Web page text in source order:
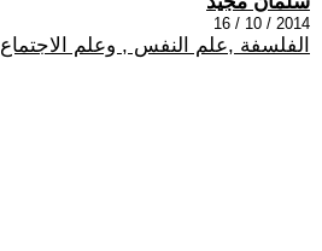
2014 / 10 / 16
الفلسفة ,علم النفس , وعلم الاجتماع